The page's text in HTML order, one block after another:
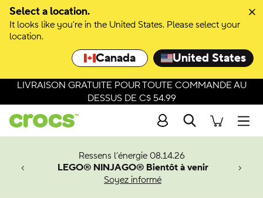
Select a location.
It looks like you're in the United States. Please select your
location.
Canada United States
LIVRAISON GRATUITE POUR TOUTE COMMANDE AU
DESSUS DE C$ 54.99
Recherche
Ressens l’énergie 08.14.26
LEGO® NINJAGO® Bientôt à venir
Soyez informé
Man.